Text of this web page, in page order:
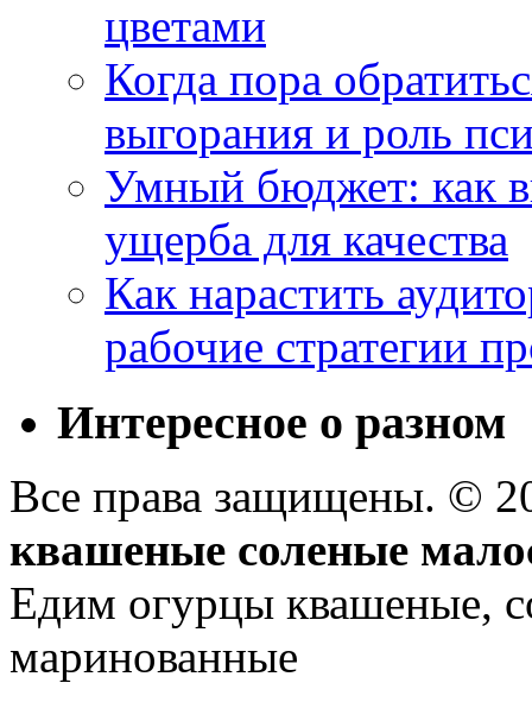
цветами
Когда пора
выгорания и роль
Умный бюджет: как
ущерба для качества
Как нарастить
рабочие стратегии
Интересное о разном
Все права защищены. ©
квашеные соленые
Едим огурцы квашеные,
маринованные